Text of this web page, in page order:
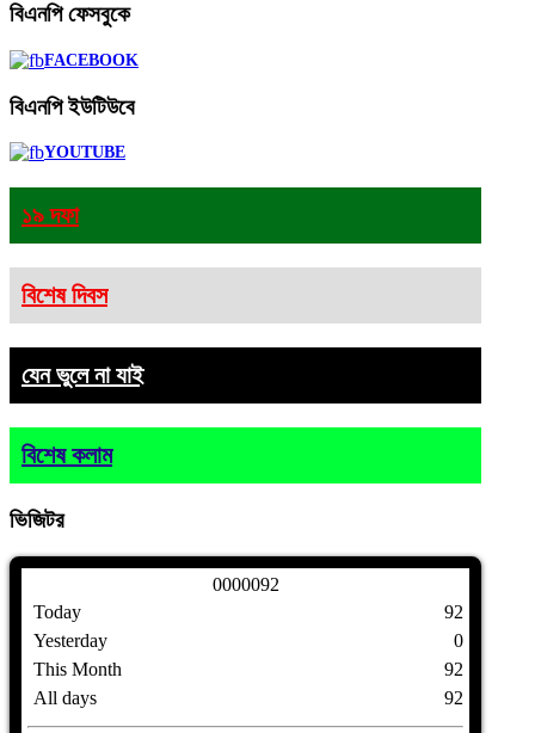
বিএনপিফেসবুকে
FACEBOOK
বিএনপিইউটিউবে
YOUTUBE
১৯ দফা
বিশেষ দিবস
যেন ভুলে না যাই
বিশেষ কলাম
ভিজিটর
0000092
Today
Yesterday
This Month
All days
92
0
92
92